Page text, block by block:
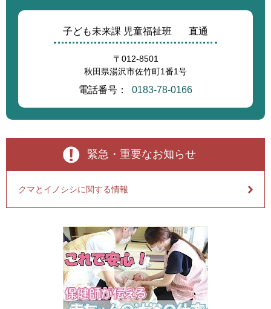
子ども未来課 児童福祉班 直通
〒012-8501
秋田県湯沢市佐竹町1番1号
電話番号： 0183-78-0166
緊急・重要なお知らせ
クマとイノシシに関する情報